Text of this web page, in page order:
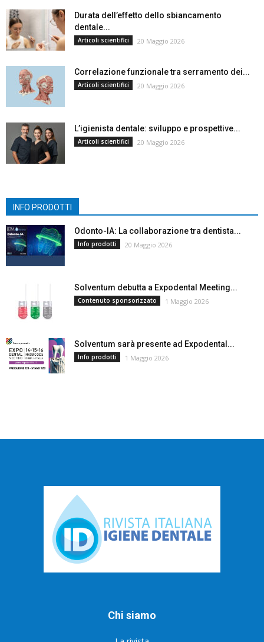
Durata dell’effetto dello sbiancamento
dentale...
Articoli scientifici 20 Maggio 2026
Correlazione funzionale tra serramento dei...
Articoli scientifici 20 Maggio 2026
L’igienista dentale: sviluppo e prospettive...
Articoli scientifici 20 Maggio 2026
INFO PRODOTTI
Odonto-IA: La collaborazione tra dentista...
Info prodotti 20 Maggio 2026
Solventum debutta a Expodental Meeting...
Contenuto sponsorizzato 1 Maggio 2026
Solventum sarà presente ad Expodental...
Info prodotti 1 Maggio 2026
Chi siamo